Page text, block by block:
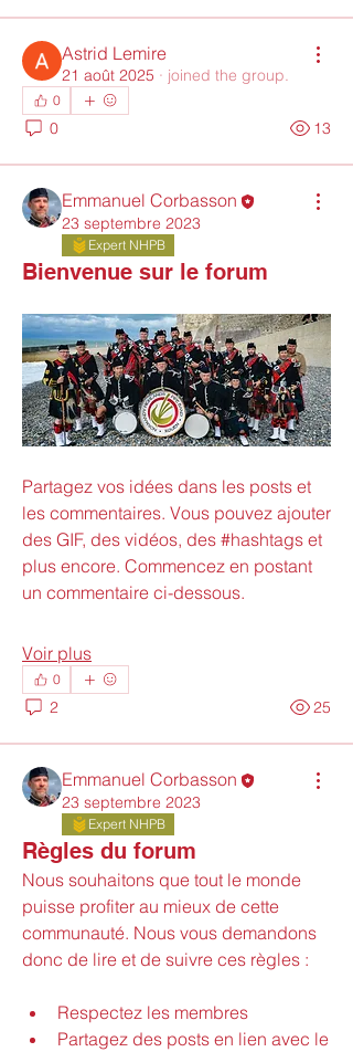
Astrid Lemire
21 août 2025 · joined the group.
0
0 13
Emmanuel Corbasson
23 septembre 2023
Expert NHPB
Bienvenue sur le forum
Partagez vos idées dans les posts et
les commentaires. Vous pouvez ajouter
des GIF, des vidéos, des #hashtags et
plus encore. Commencez en postant
un commentaire ci-dessous.
Voir plus
0
2 25
Emmanuel Corbasson
23 septembre 2023
Expert NHPB
Règles du forum
Nous souhaitons que tout le monde
puisse profiter au mieux de cette
communauté. Nous vous demandons
donc de lire et de suivre ces règles :
Respectez les membres
Partagez des posts en lien avec le